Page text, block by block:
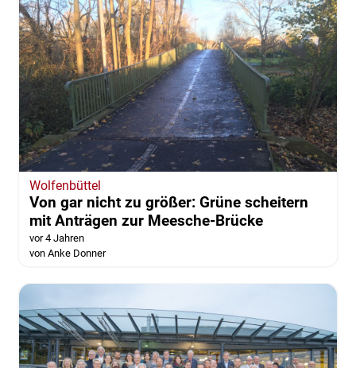
Wolfenbüttel
Von gar nicht zu größer: Grüne scheitern
mit Anträgen zur Meesche-Brücke
vor 4 Jahren
von Anke Donner